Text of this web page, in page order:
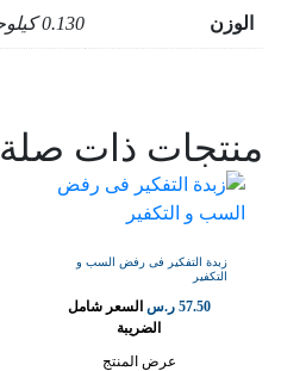
الوزن 0.130 كيلوجرام
منتجات ذات صلة
زبدة التفكير فى رفض السب و
التكفير
57.50 ر.س السعر شامل
الضريبة
عرض المنتج